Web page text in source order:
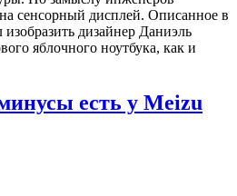
сенсорный дисплей. Описанное в
дизайнер Даниэль
яблочного ноутбука, как и
есть у Meizu